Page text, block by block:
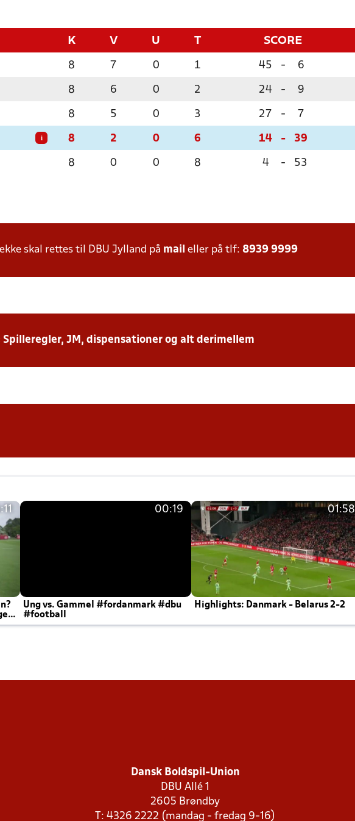
K V U T SCORE
8 7 0 1 45 - 6
8 6 0 2 24 - 9
8 5 0 3 27 - 7
i 8 2 0 6 14 - 39
8 0 0 8 4 - 53
skal rettes til DBU Jylland på mail eller på tlf: 8939 9999
JM, dispensationer og alt derimellem
00:19
Ung vs. Gammel #fordanmark #dbu
#football
01:58
Highlights: Danmark - Belarus 2-2
Dansk Boldspil-Union
DBU Allé 1
2605 Brøndby
T: 4326 2222 (mandag - fredag 9-16)